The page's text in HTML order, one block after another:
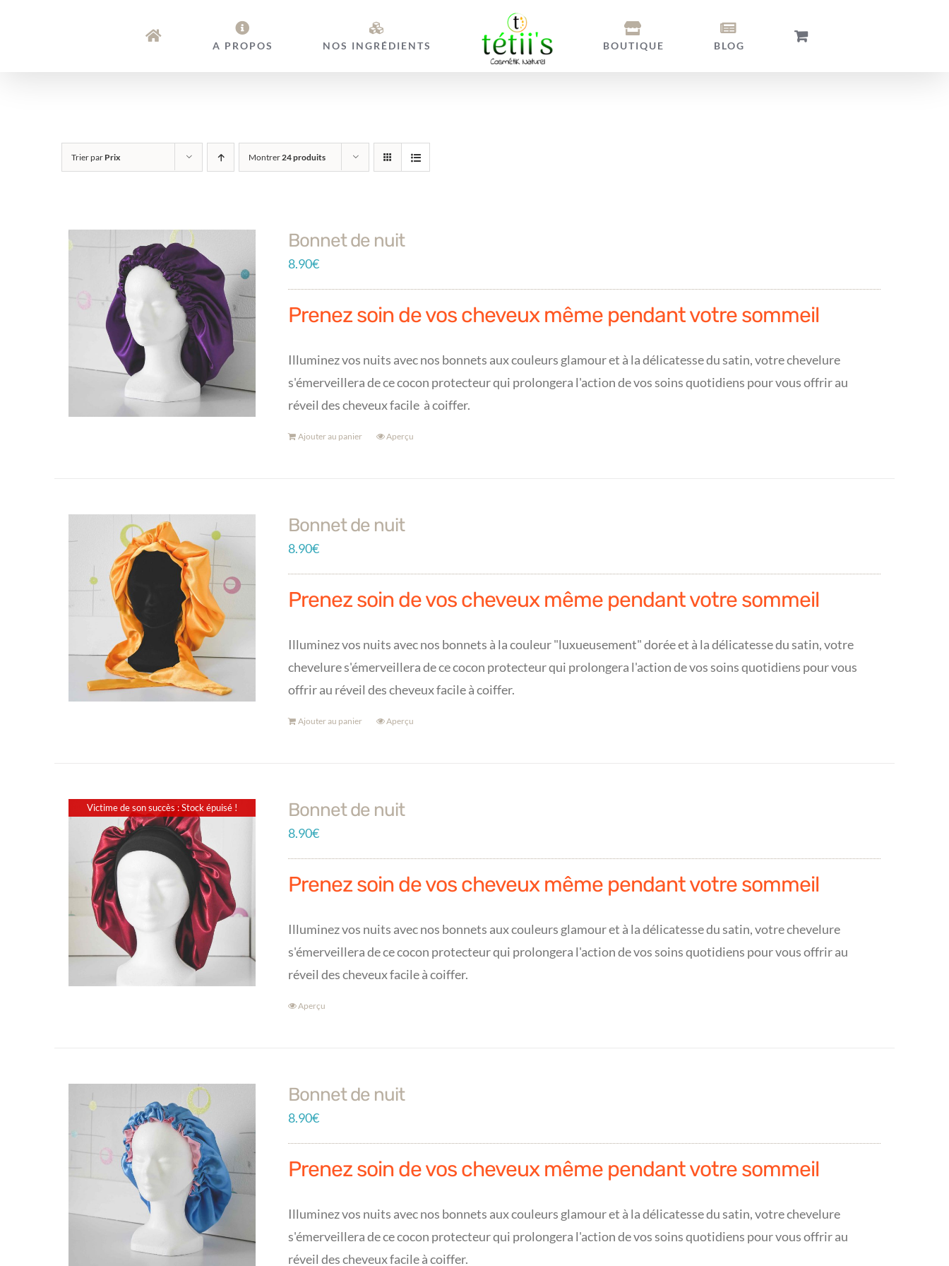
A PROPOS NOS INGRÉDIENTS BOUTIQUE BLOG
Trier par Prix Montrer24 produits
Bonnet de nuit
8.90€
Prenez soin de vos cheveux même pendant votre sommeil
Illuminez vos nuits avec nos bonnets aux couleurs glamour et à la délicatesse du satin, votre chevelure
s'émerveillera de ce cocon protecteur qui prolongera l'action de vos soins quotidiens pour vous offrir au
réveil des cheveux facile à coiffer.
Ajouter au panier Aperçu
Bonnet de nuit
8.90€
Prenez soin de vos cheveux même pendant votre sommeil
Illuminez vos nuits avec nos bonnets à la couleur "luxueusement" dorée et à la délicatesse du satin, votre
chevelure s'émerveillera de ce cocon protecteur qui prolongera l'action de vos soins quotidiens pour vous
offrir au réveil des cheveux facile à coiffer.
Ajouter au panier Aperçu
Victime de son succès : Stock épuisé ! Bonnet de nuit
8.90€
Prenez soin de vos cheveux même pendant votre sommeil
Illuminez vos nuits avec nos bonnets aux couleurs glamour et à la délicatesse du satin, votre chevelure
s'émerveillera de ce cocon protecteur qui prolongera l'action de vos soins quotidiens pour vous offrir au
réveil des cheveux facile à coiffer.
Aperçu
Bonnet de nuit
8.90€
Prenez soin de vos cheveux même pendant votre sommeil
Illuminez vos nuits avec nos bonnets aux couleurs glamour et à la délicatesse du satin, votre chevelure
s'émerveillera de ce cocon protecteur qui prolongera l'action de vos soins quotidiens pour vous offrir au
réveil des cheveux facile à coiffer.